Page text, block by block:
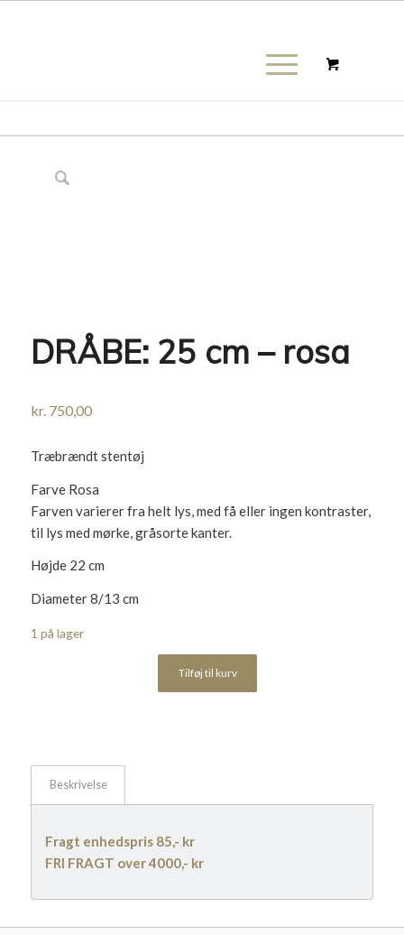
DRÅBE: 25 cm – rosa
kr.750,00
Træbrændt stentøj
Farve Rosa
Farven varierer fra helt lys, med få eller ingen kontraster,
til lys med mørke, gråsorte kanter.
Højde 22 cm
Diameter 8/13 cm
1 på lager
Tilføj til kurv
Beskrivelse
Fragt enhedspris 85,- kr
FRI FRAGT over 4000,- kr